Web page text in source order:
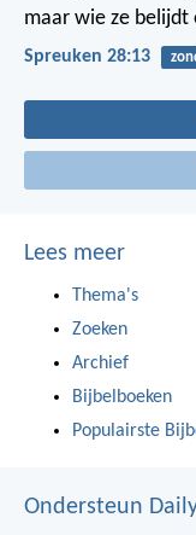
maar wie ze
Spreuken 28:13
Lees meer
Thema's
Zoeken
Archief
Bijbelboeken
Populairste
Ondersteun